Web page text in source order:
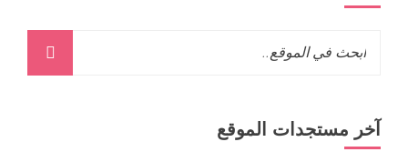
آخر مستجدات الموقع